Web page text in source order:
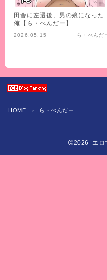
田舎に左遷後、男の娘になった
俺【ら・べんだー】
2026.05.15 ら・べんだ
HOME ＞ ら・べんだー
2026 エロ